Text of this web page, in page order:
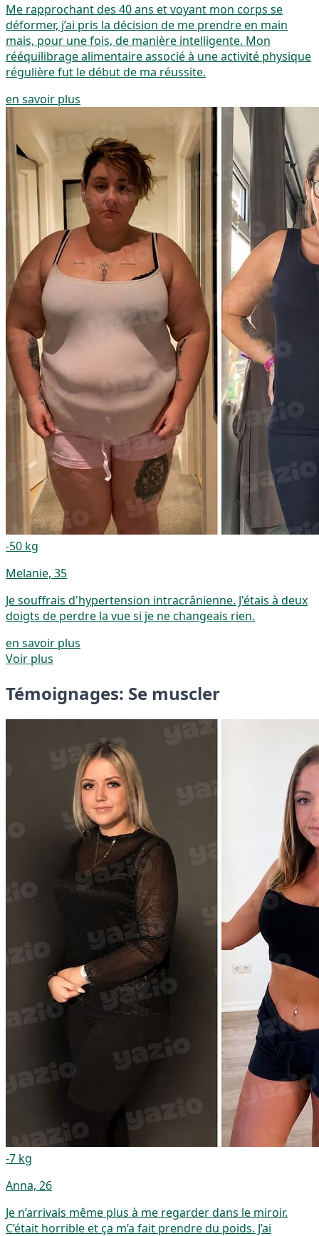
Me rapprochant des 40 ans et voyant mon corps se
déformer, j’ai pris la décision de me prendre en main
mais, pour une fois, de manière intelligente. Mon
rééquilibrage alimentaire associé à une activité physique
régulière fut le début de ma réussite.
en savoir plus
-50 kg
Melanie, 35
Je souffrais d'hypertension intracrânienne. J'étais à deux
doigts de perdre la vue si je ne changeais rien.
en savoir plus
Voir plus
Témoignages: Se muscler
-7 kg
Anna, 26
Je n’arrivais même plus à me regarder dans le miroir.
C’était horrible et ça m’a fait prendre du poids. J’ai